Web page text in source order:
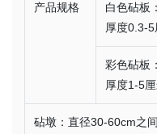
产品规格
白色砧板
厚度0.3-5
彩色砧板
厚度1-5厘
砧墩：直径30-60cm之